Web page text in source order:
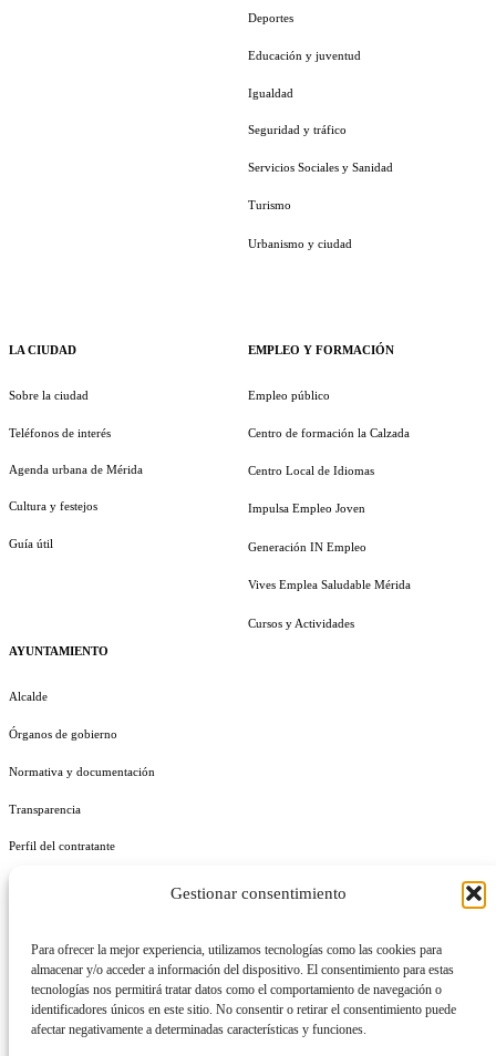
Gestionar consentimiento
Para ofrecer la mejor experiencia, utilizamos tecnologías como las cookies para
almacenar y/o acceder a información del dispositivo. El consentimiento para estas
tecnologías nos permitirá tratar datos como el comportamiento de navegación o
identificadores únicos en este sitio. No consentir o retirar el consentimiento puede
afectar negativamente a determinadas características y funciones.
LA CIUDAD
Sobre la ciudad
Teléfonos de interés
Agenda urbana de Mérida
Cultura y festejos
Guía útil
AYUNTAMIENTO
Alcalde
Órganos de gobierno
Normativa y documentación
Transparencia
Perfil del contratante
Deportes
Educación y juventud
Igualdad
Seguridad y tráfico
Servicios Sociales y Sanidad
Turismo
Urbanismo y ciudad
EMPLEO Y FORMACIÓN
Empleo público
Centro de formación la Calzada
Centro Local de Idiomas
Impulsa Empleo Joven
Generación IN Empleo
Vives Emplea Saludable Mérida
Cursos y Actividades